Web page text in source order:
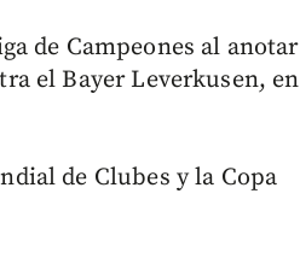
de Campeones al anotar
el Bayer Leverkusen, en
de Clubes y la Copa